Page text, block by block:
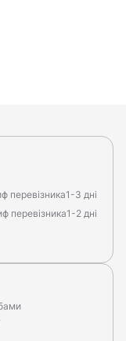
перевізника1-3 дні
перевізника1-2 дні